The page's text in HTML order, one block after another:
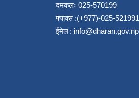
दमकलः 025-570199
फ्याक्स :(+977)-025-521991
ईमेल : info@dharan.gov.np